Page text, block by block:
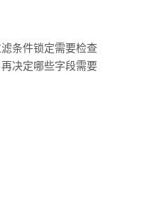
条件锁定需要检查
决定哪些字段需要